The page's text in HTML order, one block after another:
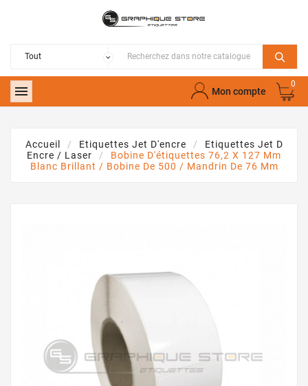
 Mon compte
0
Accueil Etiquettes Jet D'encre
Etiquettes Jet D
Encre / Laser
Bobine D'étiquettes 76,2 X 127 Mm
Blanc Brillant / Bobine De 500 / Mandrin De 76 Mm